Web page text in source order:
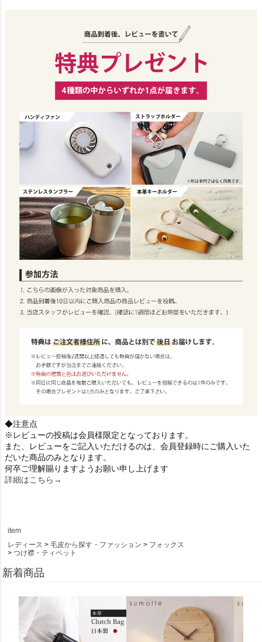
◆注意点
※レビューの投稿は会員様限定となっております。
また、レビューをご記入いただけるのは、会員登録時にご購入いた
だいた商品のみとなります。
何卒ご理解賜りますようお願い申し上げます
詳細はこちら→
item
レディース
毛皮から探す・ファッション
フォックス
つけ襟・ティペット
新着商品